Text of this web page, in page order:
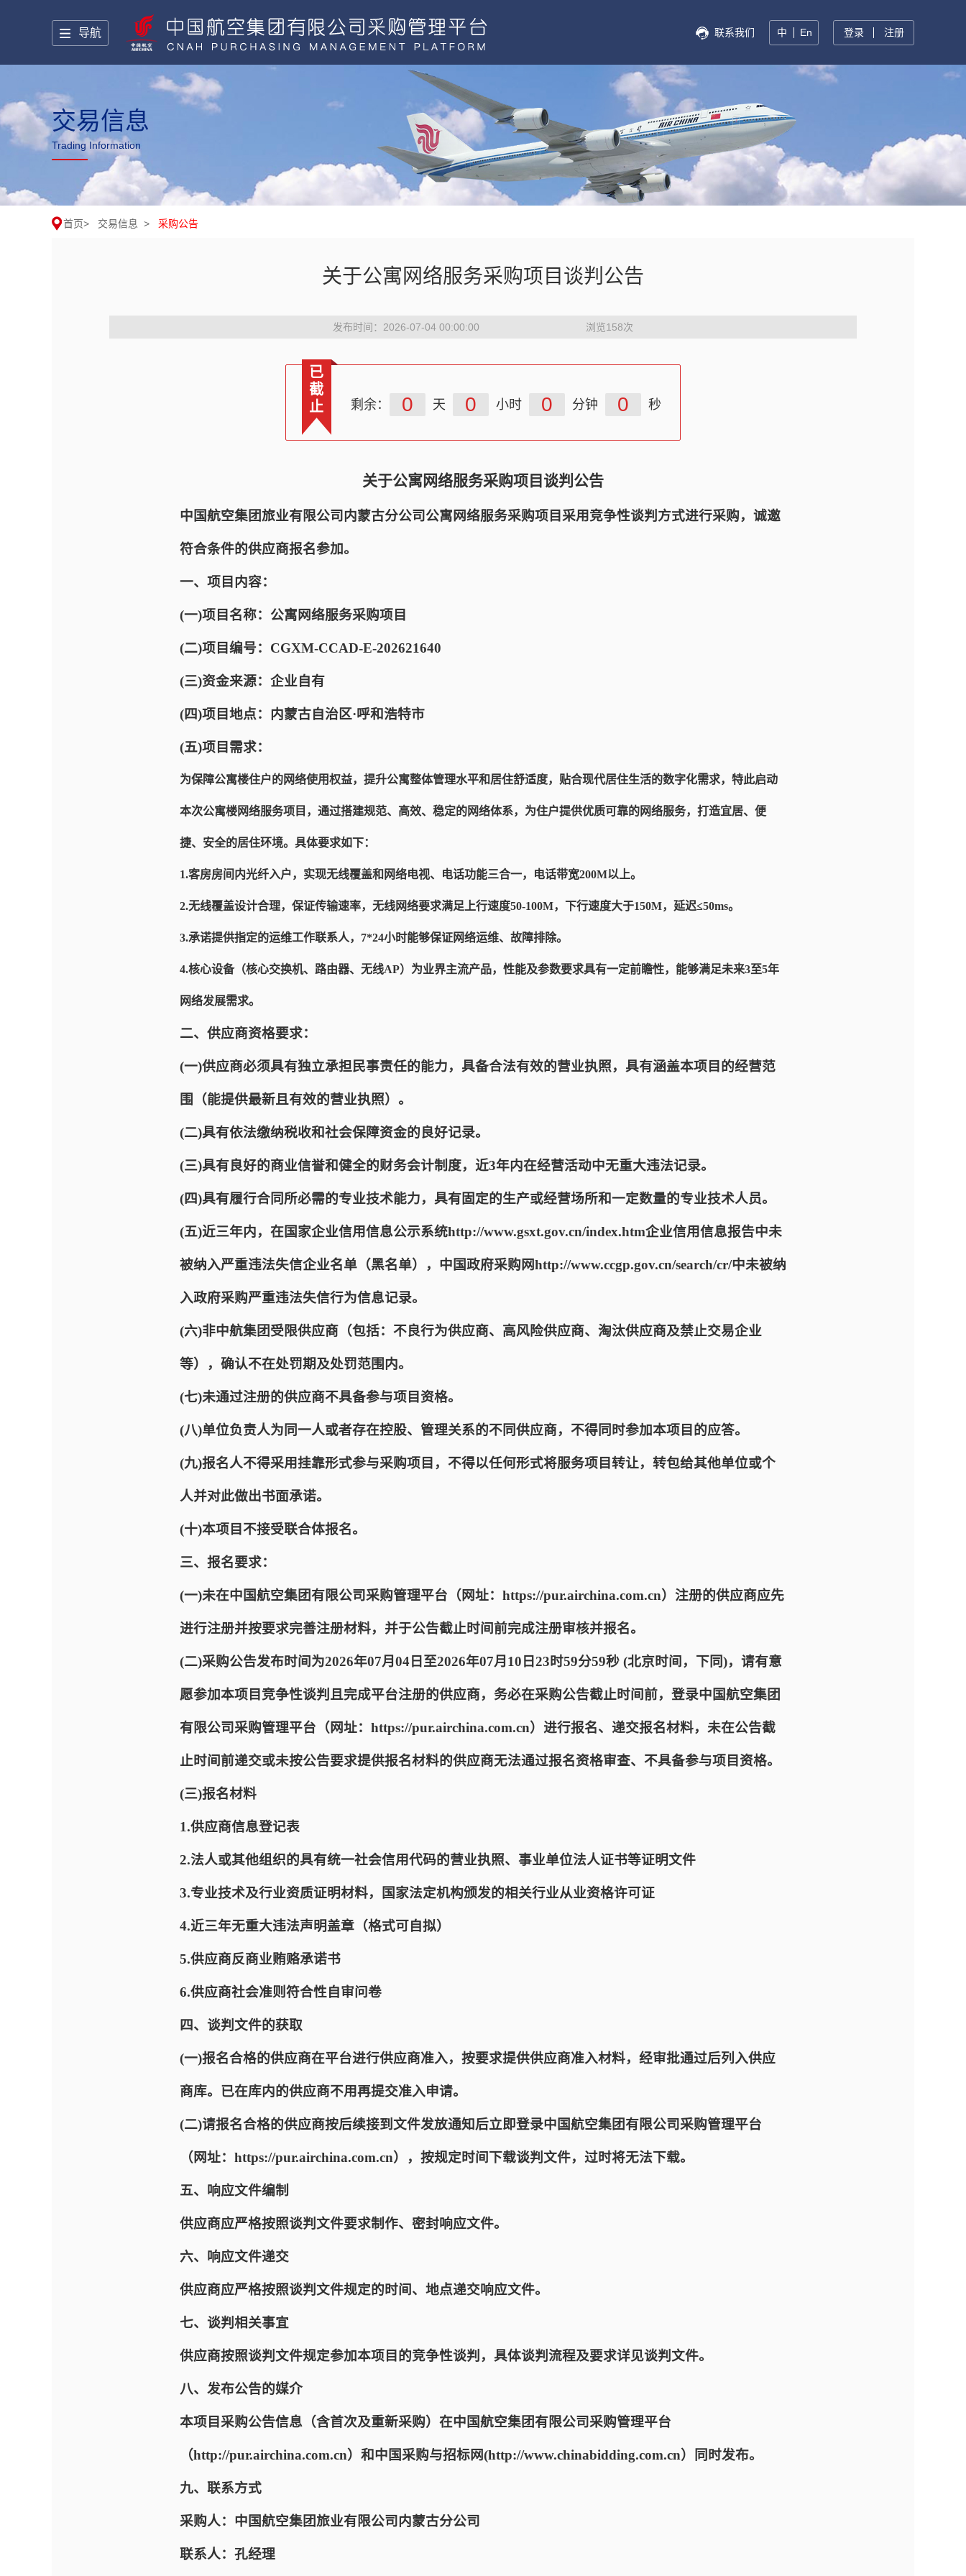
导航 联系我们 中 En 登录 注册
交易信息
Trading Information
首页> 交易信息 > 采购公告
关于公寓网络服务采购项目谈判公告
发布时间：2026-07-04 00:00:00 浏览158次
已
截
止
剩余： 0 天 0 小时 0 分钟 0 秒
关于公寓网络服务采购项目谈判公告
中国航空集团旅业有限公司内蒙古分公司公寓网络服务采购项目采用竞争性谈判方式进行采购，诚邀
符合条件的供应商报名参加。
一、项目内容：
(一)项目名称：公寓网络服务采购项目
(二)项目编号：CGXM-CCAD-E-202621640
(三)资金来源：企业自有
(四)项目地点：内蒙古自治区·呼和浩特市
(五)项目需求：
为保障公寓楼住户的网络使用权益，提升公寓整体管理水平和居住舒适度，贴合现代居住生活的数字化需求，特此启动
本次公寓楼网络服务项目，通过搭建规范、高效、稳定的网络体系，为住户提供优质可靠的网络服务，打造宜居、便
捷、安全的居住环境。具体要求如下：
1.客房房间内光纤入户，实现无线覆盖和网络电视、电话功能三合一，电话带宽200M以上。
2.无线覆盖设计合理，保证传输速率，无线网络要求满足上行速度50-100M，下行速度大于150M，延迟≤50ms。
3.承诺提供指定的运维工作联系人，7*24小时能够保证网络运维、故障排除。
4.核心设备（核心交换机、路由器、无线AP）为业界主流产品，性能及参数要求具有一定前瞻性，能够满足未来3至5年
网络发展需求。
二、供应商资格要求：
(一)供应商必须具有独立承担民事责任的能力，具备合法有效的营业执照，具有涵盖本项目的经营范
围（能提供最新且有效的营业执照）。
(二)具有依法缴纳税收和社会保障资金的良好记录。
(三)具有良好的商业信誉和健全的财务会计制度，近3年内在经营活动中无重大违法记录。
(四)具有履行合同所必需的专业技术能力，具有固定的生产或经营场所和一定数量的专业技术人员。
(五)近三年内，在国家企业信用信息公示系统http://www.gsxt.gov.cn/index.htm企业信用信息报告中未
被纳入严重违法失信企业名单（黑名单），中国政府采购网http://www.ccgp.gov.cn/search/cr/中未被纳
入政府采购严重违法失信行为信息记录。
(六)非中航集团受限供应商（包括：不良行为供应商、高风险供应商、淘汰供应商及禁止交易企业
等），确认不在处罚期及处罚范围内。
(七)未通过注册的供应商不具备参与项目资格。
(八)单位负责人为同一人或者存在控股、管理关系的不同供应商，不得同时参加本项目的应答。
(九)报名人不得采用挂靠形式参与采购项目，不得以任何形式将服务项目转让，转包给其他单位或个
人并对此做出书面承诺。
(十)本项目不接受联合体报名。
三、报名要求：
(一)未在中国航空集团有限公司采购管理平台（网址：https://pur.airchina.com.cn）注册的供应商应先
进行注册并按要求完善注册材料，并于公告截止时间前完成注册审核并报名。
(二)采购公告发布时间为2026年07月04日至2026年07月10日23时59分59秒 (北京时间，下同)，请有意
愿参加本项目竞争性谈判且完成平台注册的供应商，务必在采购公告截止时间前，登录中国航空集团
有限公司采购管理平台（网址：https://pur.airchina.com.cn）进行报名、递交报名材料，未在公告截
止时间前递交或未按公告要求提供报名材料的供应商无法通过报名资格审查、不具备参与项目资格。
(三)报名材料
1.供应商信息登记表
2.法人或其他组织的具有统一社会信用代码的营业执照、事业单位法人证书等证明文件
3.专业技术及行业资质证明材料，国家法定机构颁发的相关行业从业资格许可证
4.近三年无重大违法声明盖章（格式可自拟）
5.供应商反商业贿赂承诺书
6.供应商社会准则符合性自审问卷
四、谈判文件的获取
(一)报名合格的供应商在平台进行供应商准入，按要求提供供应商准入材料，经审批通过后列入供应
商库。已在库内的供应商不用再提交准入申请。
(二)请报名合格的供应商按后续接到文件发放通知后立即登录中国航空集团有限公司采购管理平台
（网址：https://pur.airchina.com.cn），按规定时间下载谈判文件，过时将无法下载。
五、响应文件编制
供应商应严格按照谈判文件要求制作、密封响应文件。
六、响应文件递交
供应商应严格按照谈判文件规定的时间、地点递交响应文件。
七、谈判相关事宜
供应商按照谈判文件规定参加本项目的竞争性谈判，具体谈判流程及要求详见谈判文件。
八、发布公告的媒介
本项目采购公告信息（含首次及重新采购）在中国航空集团有限公司采购管理平台
（http://pur.airchina.com.cn）和中国采购与招标网(http://www.chinabidding.com.cn）同时发布。
九、联系方式
采购人：中国航空集团旅业有限公司内蒙古分公司
联系人：孔经理